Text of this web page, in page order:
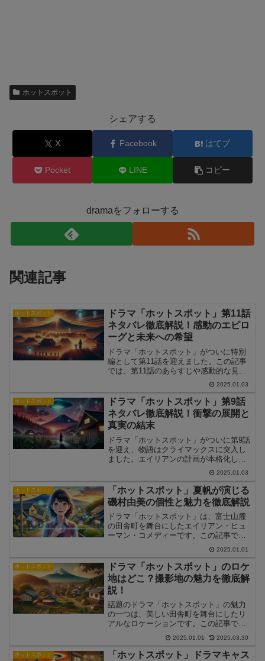
ホットスポット
シェアする
X Facebook はてブ
Pocket LINE コピー
dramaをフォローする
関連記事
ホットスポット
ドラマ「ホットスポット」第11話
ネタバレ徹底解説！感動のエピロ
ーグと未来への希望
ドラマ「ホットスポット」がついに特別
編として第11話を迎えました。この記事
では、第11話のあらすじや感動的な見ど
ころ、そしてシリーズ全体を振り返った
2025.01.03
ホットスポット
ドラマ「ホットスポット」第9話
ネタバレ徹底解説！衝撃の展開と
真実の結末
ドラマ「ホットスポット」がついに第9話
を迎え、物語はクライマックスに突入し
ました。エイリアンの計画が本格化し、
清美は村全体を巻き込む最終的な選択を
迫られる場面が描かれます。この記事で
は、第9話のあらすじ、見どころ、そして
結末に向けた伏線の整理と考察をお届け
します。
2025.01.03
ホットスポット
「ホットスポット」夏帆が演じる
磯村由美の個性と魅力を徹底解説
ドラマ「ホットスポット」は、富士山麓
の田舎町を舞台にしたエイリアン・ヒュ
ーマン・コメディーです。この記事で
は、磯村由美の役柄や魅力、夏帆さんの
演技の見どころについて詳しく解説しま
す。
2025.01.01
ホットスポット
ドラマ「ホットスポット」のロケ
地はどこ？撮影地の魅力を徹底解
説！
話題のドラマ「ホットスポット」の魅力
の一つは、美しい田舎町を舞台にしたリ
アルなロケーションです。この記事で
は、ドラマ「ホットスポット」のロケ地
にスポットを当て、撮影場所の詳細やそ
の魅力について解説します。
2025.01.01 2025.03.30
ホットスポット
「ホットスポット」ドラマキャス